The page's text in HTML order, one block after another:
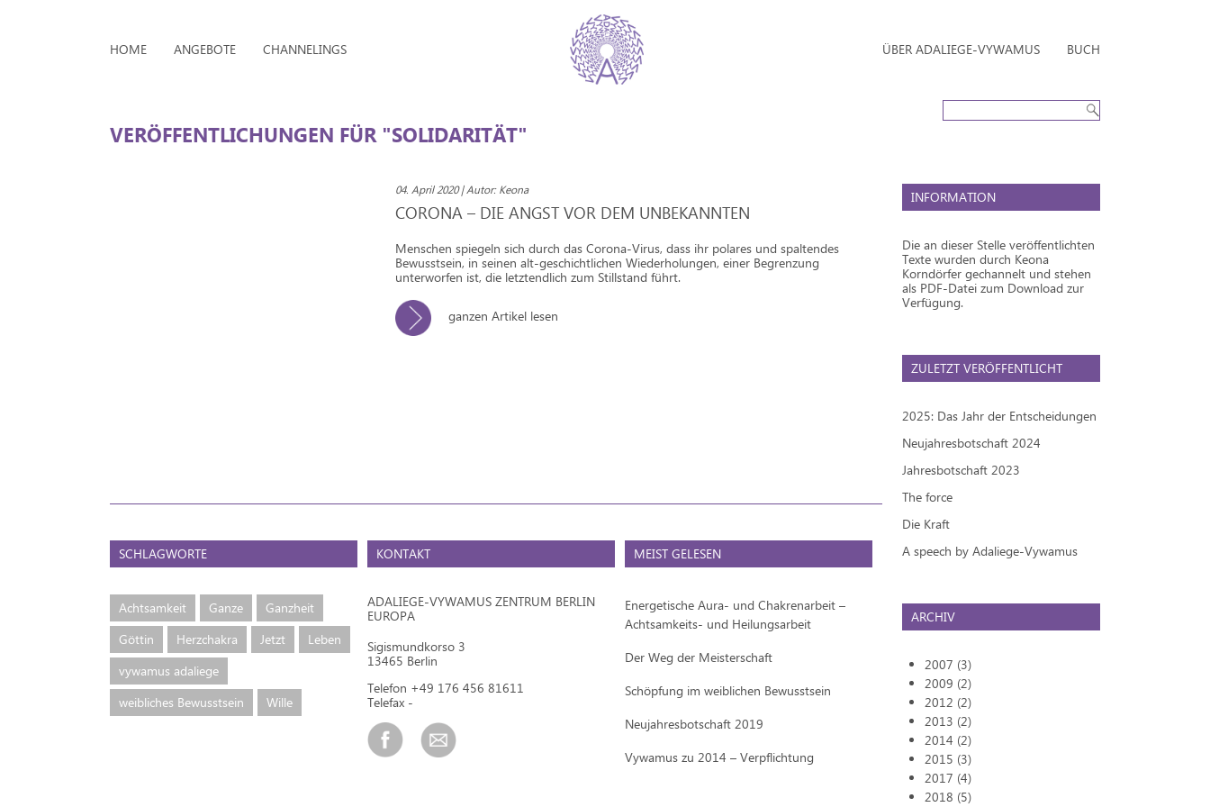
HOME ANGEBOTE CHANNELINGS ÜBER ADALIEGE-VYWAMUS BUCH
VERÖFFENTLICHUNGEN FÜR "SOLIDARITÄT"
04. April 2020 | Autor: Keona
CORONA – DIE ANGST VOR DEM UNBEKANNTEN
Menschen spiegeln sich durch das Corona-Virus, dass ihr polares und spaltendes
Bewusstsein, in seinen alt-geschichtlichen Wiederholungen, einer Begrenzung
unterworfen ist, die letztendlich zum Stillstand führt.
ganzen Artikel lesen
SCHLAGWORTE
Achtsamkeit Ganze
Ganzheit
Göttin
Herzchakra Jetzt
Leben
vywamus adaliege
weibliches Bewusstsein
Wille
KONTAKT
ADALIEGE-VYWAMUS ZENTRUM BERLIN
EUROPA
Sigismundkorso 3
13465 Berlin
Telefon +49 176 456 81611
Telefax -
MEIST GELESEN
Energetische Aura- und Chakrenarbeit –
Achtsamkeits- und Heilungsarbeit
Der Weg der Meisterschaft
Schöpfung im weiblichen Bewusstsein
Neujahresbotschaft 2019
Vywamus zu 2014 – Verpflichtung
INFORMATION
Die an dieser Stelle veröffentlichten
Texte wurden durch Keona
Korndörfer gechannelt und stehen
als PDF-Datei zum Download zur
Verfügung.
ZULETZT VERÖFFENTLICHT
2025: Das Jahr der Entscheidungen
Neujahresbotschaft 2024
Jahresbotschaft 2023
The force
Die Kraft
A speech by Adaliege-Vywamus
ARCHIV
2007 (3)
2009 (2)
2012 (2)
2013 (2)
2014 (2)
2015 (3)
2017 (4)
2018 (5)